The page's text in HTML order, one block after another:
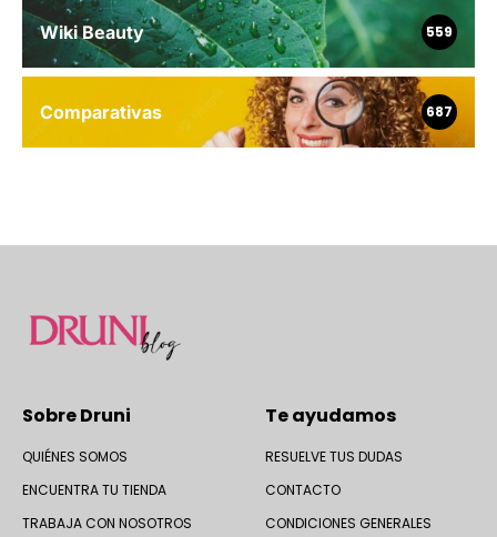
Wiki Beauty 559
Comparativas 687
Sobre Druni
QUIÉNES SOMOS
ENCUENTRA TU TIENDA
TRABAJA CON NOSOTROS
Te ayudamos
RESUELVE TUS DUDAS
CONTACTO
CONDICIONES GENERALES